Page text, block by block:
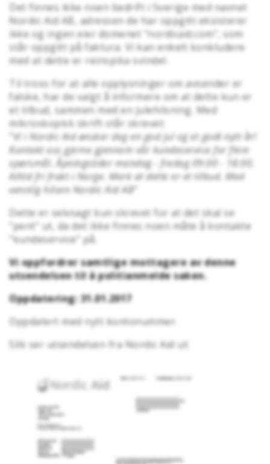
Det finnes ikke noen bedrift i Sverige med navnet
Nordic Aid AB, adressen de har oppgitt eksisterer
ikke og ingen eier domenet "nordicaid.com", som
står oppgitt på faktura. Vi kan enkelt konkludere
med at dette er reinspika svindel.
Til tross for at alle opplysninger om avsender er
falske, har de valgt å informere om at dette kun er
et tilbud, sammen med en julehilsning. Med
mikroskopisk skrift står skrevet:
Vi i Nordic Aid ønsker deg en god jul og et godt nytt år!
Kontakt oss gjerne gjennom vår kundeservice for flere
spørsmål. Åpningstider mandag - fredag 09:00 - 18:00.
Alltid fri frakt i Norge. Merk at dette er et tilbud. Med
vennlig hilsen Nordic Aid AB"
Dette er selvsagt kun skrevet for at det skal se
"pent" ut, da det ikke finnes noen måte å kontakte
"kundeservice" på.
Vi oppfordrer samtlige mottagere av denne
utsendelsen til å politianmelde saken.
Oppdatering: 31.01.2017
Oppdatert med nytt kontonummer.
Slik ser utsendelsen fra Nordic Aid ut: